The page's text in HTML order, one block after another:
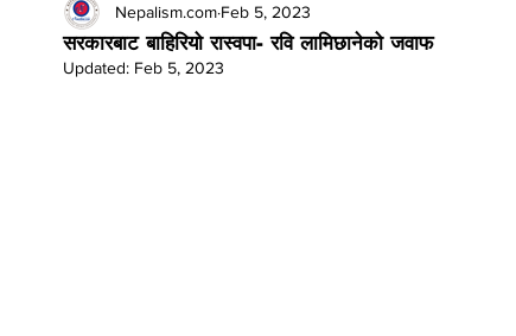
Pandemic Community Opinion
सरकारबाट बाहिरियो रास्वपा- रवि लामिछानेको जवाफ
Nepalism.com Feb 5, 2023
Updated: Feb 5, 2023